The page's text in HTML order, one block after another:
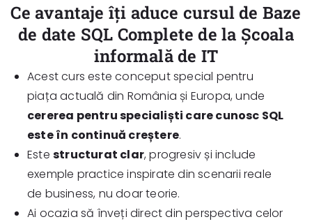
Ce avantaje îți aduce cursul de Baze
de date SQL Complete de la Școala
informală de IT
Acest curs este conceput special pentru
piața actuală din România și Europa, unde
cererea pentru specialiști care cunosc SQL
este în continuă creștere.
Este structurat clar, progresiv și include
exemple practice inspirate din scenarii reale
de business, nu doar teorie.
Ai ocazia să înveți direct din perspectiva celor